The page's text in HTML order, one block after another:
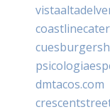
dmtacos.com